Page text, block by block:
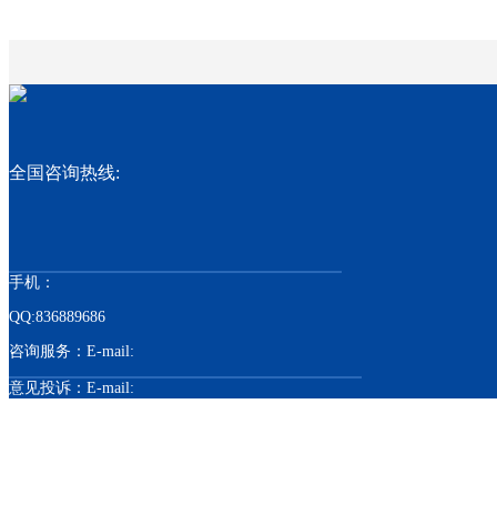
全国咨询热线:
手机：
QQ:836889686
咨询服务：E-mail:
意见投诉：E-mail: